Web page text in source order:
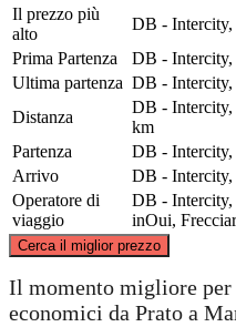
Il prezzo più
alto
DB - Intercity,
Prima Partenza
DB - Intercity,
Ultima partenza DB - Intercity,
Distanza
DB - Intercity,
km
Partenza
DB - Intercity,
Arrivo
DB - Intercity,
Operatore di
viaggio
DB -
inOui,
Cerca il miglior prezzo
Il momento migliore
economici da Prato a